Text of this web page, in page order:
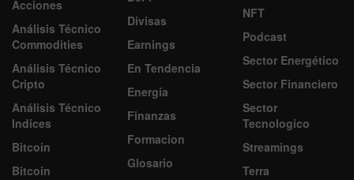
Acciones
Análisis Técnico
Commodities
Análisis Técnico
Cripto
Análisis Técnico
Indices
Bitcoin
Bitcoin
Divisas
Earnings
En Tendencia
Energía
Finanzas
Formacion
Glosario
NFT
Podcast
Sector Energético
Sector Financiero
Sector
Tecnologico
Streamings
Terra